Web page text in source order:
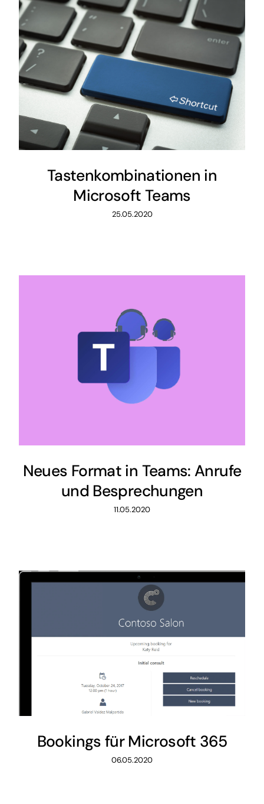
Tastenkombinationen in
Microsoft Teams
25.05.2020
Neues Format in Teams: Anrufe
und Besprechungen
11.05.2020
Bookings für Microsoft 365
06.05.2020